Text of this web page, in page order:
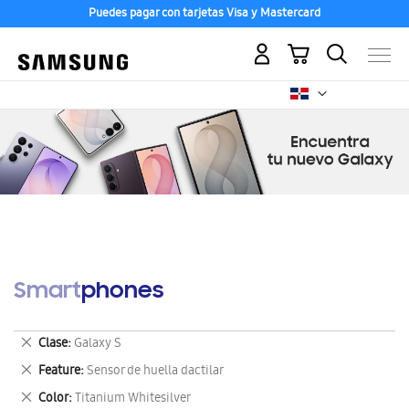
Puedes pagar con tarjetas Visa y Mastercard
Mi carrito
Smartphones
Clase Galaxy S
Eliminar
este
artículo
Feature Sensor de huella dactilar
Eliminar
este
Color Titanium Whitesilver
Eliminar